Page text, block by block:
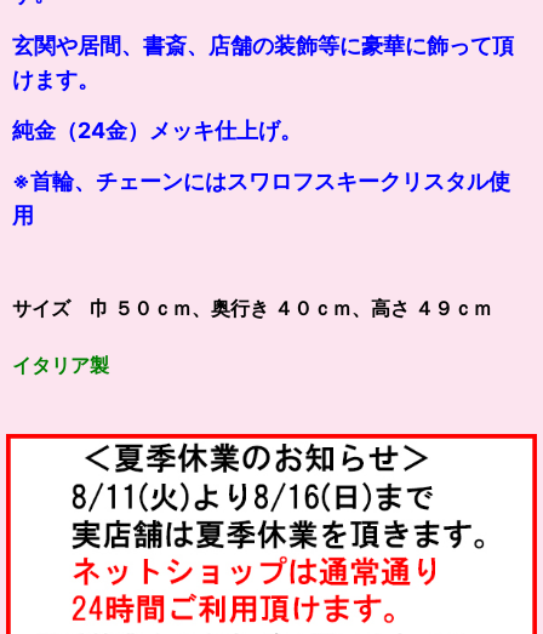
玄関や居間、書斎、店舗の装飾等に豪華に飾って頂
けます。
純金（24金）メッキ仕上げ。
※首輪、チェーンにはスワロフスキークリスタル使
用
サイズ 巾 ５０ｃｍ、奥行き ４０ｃｍ、高さ ４９ｃｍ
イタリア製